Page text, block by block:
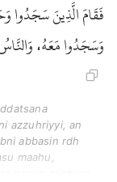
فَقَامَ الَّذِينَ سَجَدُوا
وَسَجَدُوا مَعَهُ،
azzuhriyyi, an
abbasin rdh
maahu,